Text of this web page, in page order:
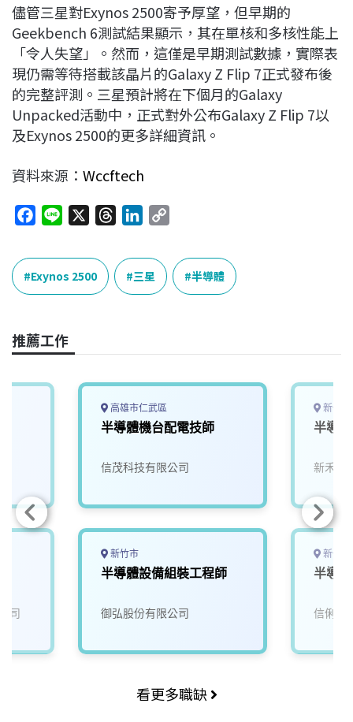
儘管三星對Exynos 2500寄予厚望，但早期的
Geekbench 6測試結果顯示，其在單核和多核性能上
「令人失望」。然而，這僅是早期測試數據，實際表
現仍需等待搭載該晶片的Galaxy Z Flip 7正式發布後
的完整評測。三星預計將在下個月的Galaxy
Unpacked活動中，正式對外公布Galaxy Z Flip 7以
及Exynos 2500的更多詳細資訊。
資料來源： Wccftech
c
e
b
o
k
n
e
e
a
n
k
e
n
y
k
Exynos 2500 三星 半導體
推薦工作
司
高雄市仁武區
半導體機台配電技師
信茂科技有限公司
新竹市
半導體設備組裝工程師
御弘股份有限公司
新竹
半導
新禾應
新竹
半導
信俐國
看更多職缺